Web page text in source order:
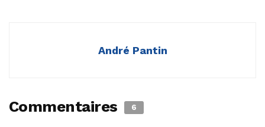
André Pantin
Commentaires 6